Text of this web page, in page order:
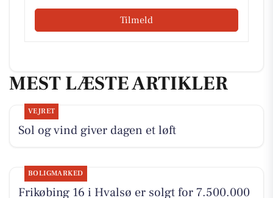
Tilmeld
MEST LÆSTE ARTIKLER
VEJRET
Sol og vind giver dagen et løft
BOLIGMARKED
Frikøbing 16 i Hvalsø er solgt for 7.500.000